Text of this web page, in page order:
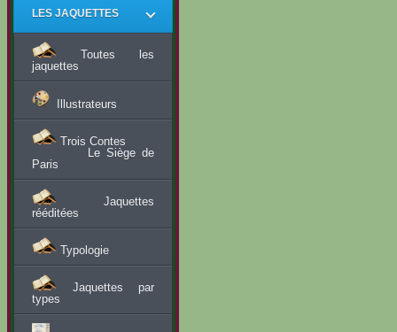
LES JAQUETTES
Toutes les
jaquettes
Illustrateurs
Trois Contes
Le Siège de
Paris
Jaquettes
rééditées
Typologie
Jaquettes par
types